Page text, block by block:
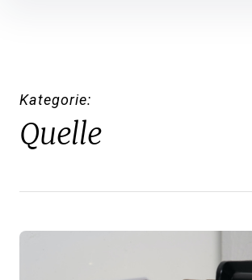
Kategorie
Quelle